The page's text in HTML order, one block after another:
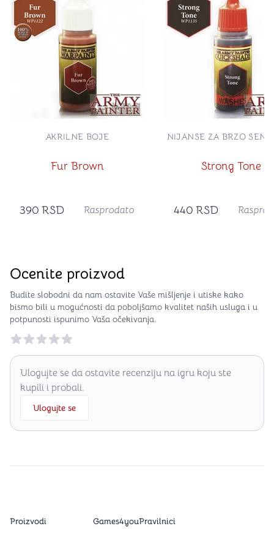
Fur Brown
AKRILNE BOJE
390 RSD Rasprodato
Strong Tone
NIJANSE ZA BRZO
440 RSD
Ocenite proizvod
Budite slobodni da nam ostavite Vaše mišljenje i utiske kako
bismo bili u mogućnosti da poboljšamo kvalitet naših usluga i u
potpunosti ispunimo Vaša očekivanja.
Reviews
Ulogujte se da ostavite recenziju na igru koju ste
kupili i probali.
Ulogujte se
Proizvodi Games4youPravilnici